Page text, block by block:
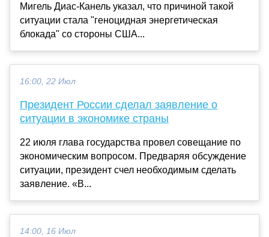
Мигель Диас-Канель указал, что причиной такой
ситуации стала "геноцидная энергетическая
блокада" со стороны США...
16:00, 22 Июл
Президент России сделал заявление о
ситуации в экономике страны
22 июля глава государства провел совещание по
экономическим вопросом. Предваряя обсуждение
ситуации, президент счел необходимым сделать
заявление. «В...
14:00, 16 Июл